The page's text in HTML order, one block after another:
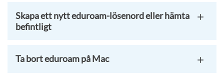
Skapa ett nytt eduroam-lösenord eller hämta
befintligt
Ta bort eduroam på Mac